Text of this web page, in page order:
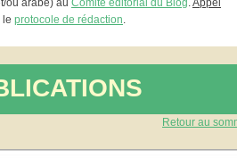
ou arabe) au Comité éditorial du Blog.Appel
le protocole de rédaction.
Retour au